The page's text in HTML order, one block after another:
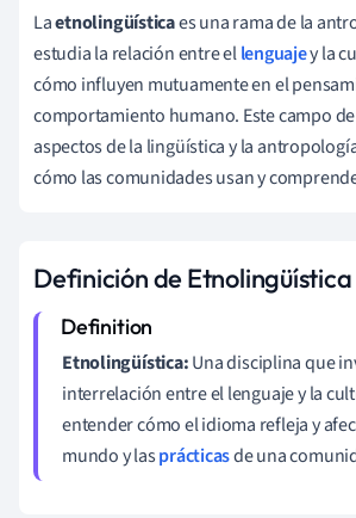
Laetnolingüísticaes una rama de la
estudia la relación entre ellenguajey la
cómo influyen mutuamente en el
comportamiento humano. Este campo
aspectos de la lingüística y la
cómo las comunidades usan y
Definición de Etnolingüística
Etnolingüística:Una disciplina que
interrelación entre el lenguaje y la
entender cómo el idioma refleja y
mundo y lasprácticasde una